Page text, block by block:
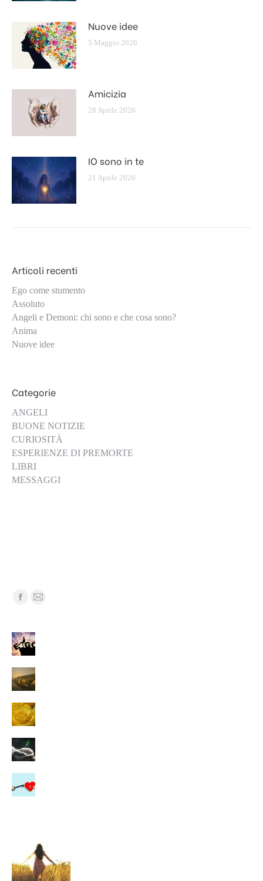
Nuove idee
5 Maggio 2026
Amicizia
28 Aprile 2026
IO sono in te
21 Aprile 2026
Articoli recenti
Ego come stumento
Assoluto
Angeli e Demoni: chi sono e che cosa sono?
Anima
Nuove idee
Categorie
ANGELI
BUONE NOTIZIE
CURIOSITÀ
ESPERIENZE DI PREMORTE
LIBRI
MESSAGGI